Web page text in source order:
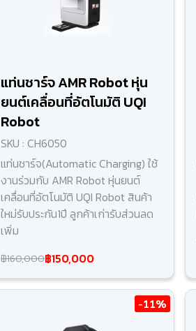
แท่นชาร์จ AMR Robot หุ่น
ยนต์เคลื่อนที่อัตโนมัติ UQI
Robot
SKU : CH6050
แท่นชาร์จ(Automatic Charging) ใช้
งานร่วมกับ AMR Robot หุ่นยนต์
เคลื่อนที่อัตโนมัติ UQI Robot สินค้า
ใหม่รับประกัน1ปี ลูกค้าเก่ารับส่วนลด
เพิ่ม
฿160,000฿150,000
-11%